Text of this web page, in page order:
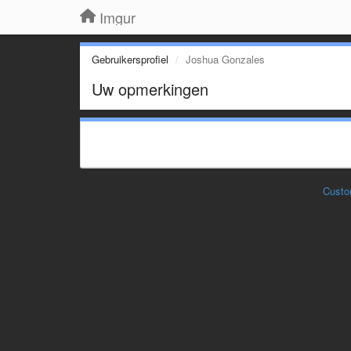
Imgur
Gebruikersprofiel Joshua Gonzales
Uw opmerkingen